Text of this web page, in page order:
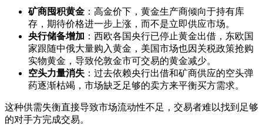
矿商囤积黄金 ：高金价下，黄金生产商倾向于持有库
存，期待价格进一步上涨，而不是立即供应市场。
央行储备增加 ：西欧各国央行已停止黄金出借，东欧国
家跟随中俄大量购入黄金，美国市场也因关税政策抢购
实物黄金，导致伦敦金市可交易的黄金减少。
空头力量消失 ：过去依赖央行出借和矿商供应的空头弹
药逐渐枯竭，市场缺乏足够的卖方来平衡买方需求。
这种供需失衡直接导致市场流动性不足，交易者难以找到足够
的对手方完成交易。